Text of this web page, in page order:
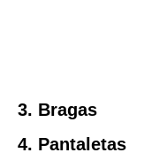
3. Bragas
4. Pantaletas